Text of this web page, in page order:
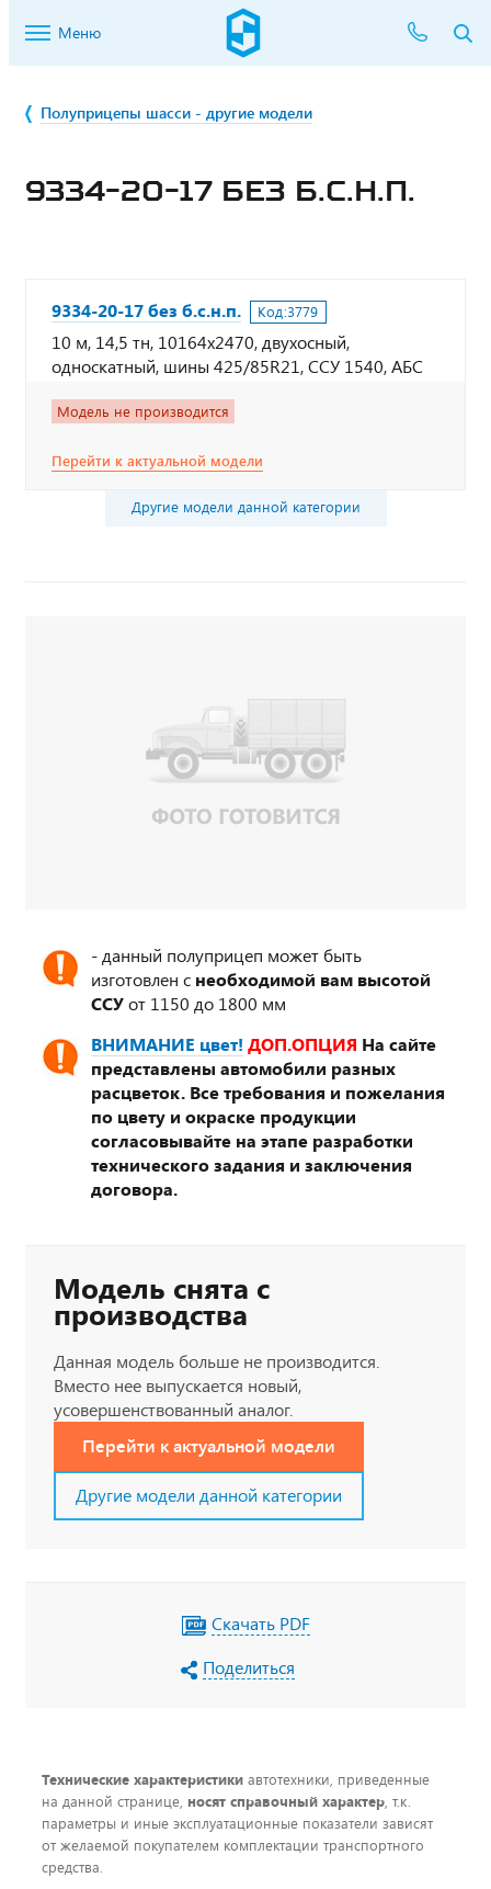
Меню
Полуприцепы шасси - другие модели
9334-20-17 БЕЗ Б.С.Н.П.
9334-20-17 без б.с.н.п. Код:3779
10 м, 14,5 тн, 10164х2470, двухосный,
односкатный, шины 425/85R21, CCУ 1540, АБС
Модель не производится
Перейти к актуальной модели
Другие модели данной категории
- данный полуприцеп может быть
изготовлен с необходимой вам высотой
ССУот 1150 до 1800 мм
ВНИМАНИЕ цвет! ДОП.ОПЦИЯ На сайте
представлены автомобили разных
расцветок. Все требования и пожелания
по цвету и окраске продукции
согласовывайте на этапе разработки
технического задания и заключения
договора.
Модель снята с
производства
Данная модель больше не производится.
Вместо нее выпускается новый,
усовершенствованный аналог.
Перейти к актуальной модели
Другие модели данной категории
Скачать PDF
Поделиться
Технические характеристики автотехники, приведенные
на данной странице, носят справочный характер, т.к.
параметры и иные эксплуатационные показатели зависят
от желаемой покупателем комплектации транспортного
средства.